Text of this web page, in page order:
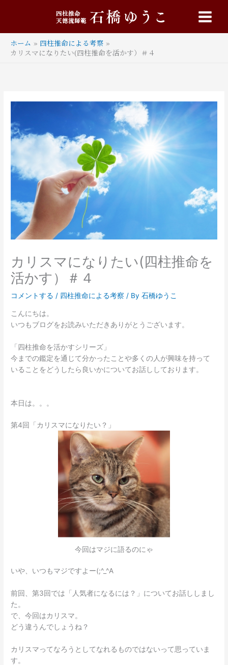
Main
ホーム
四柱推命による考察
カリスマになりたい(四柱推命を活かす）＃４
カリスマになりたい(四柱推命を
活かす）＃４
コメントする / 四柱推命による考察 / By石橋ゆうこ
こんにちは。
いつもブログをお読みいただきありがとうございます。
「四柱推命を活かすシリーズ」
今までの鑑定を通じて分かったことや多くの人が興味を持って
いることをどうしたら良いかについてお話ししております。
本日は。。。
第4回「カリスマになりたい？」
今回はマジに語るのにゃ
いや、いつもマジですよー(;^_^A
前回、第3回では「人気者になるには？」についてお話ししまし
た。
で、今回はカリスマ。
どう違うんでしょうね？
カリスマってなろうとしてなれるものではないって思っていま
す。